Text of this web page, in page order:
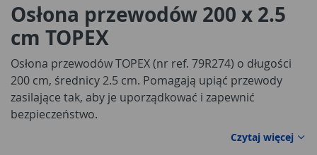
Osłona przewodów 200 x 2.5
cm TOPEX
Osłona przewodów TOPEX (nr ref. 79R274) o długości
200 cm, średnicy 2.5 cm. Pomagają upiąć przewody
zasilające tak, aby je uporządkować i zapewnić
bezpieczeństwo.
Czytaj więcej